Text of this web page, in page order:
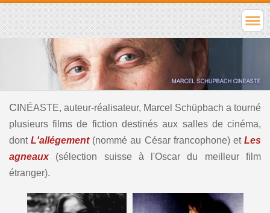
C INÉASTE, auteur-réalisateur, Marcel Schüpbach a tourné
plusieurs films de fiction destinés aux salles de cinéma,
dontL'allégement(nommé au César francophone) etLes
agneaux(sélection suisse à l'Oscar du meilleur film
étranger).